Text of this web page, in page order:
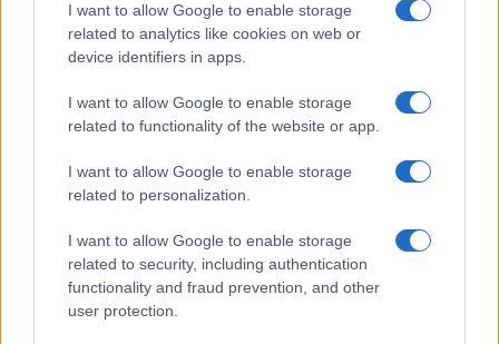
I want to allow Google to enable storage
related to analytics like cookies on web or
device identifiers in apps.
I want to allow Google to enable storage
related to functionality of the website or app.
I want to allow Google to enable storage
related to personalization.
I want to allow Google to enable storage
related to security, including authentication
functionality and fraud prevention, and other
user protection.